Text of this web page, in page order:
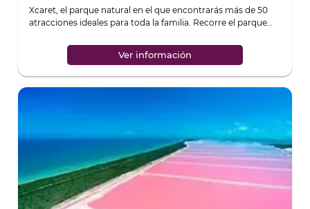
Xcaret, el parque natural en el que encontrarás más de 50
atracciones ideales para toda la familia. Recorre el parque
Ver información